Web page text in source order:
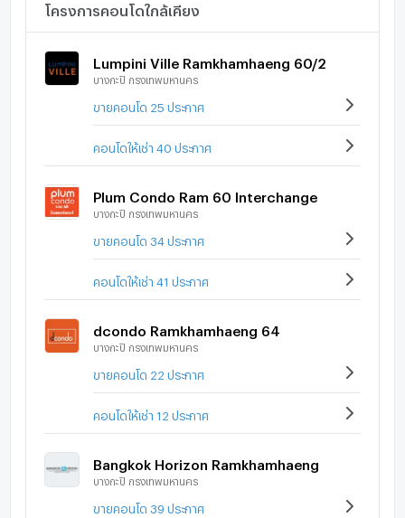
Lotus’s บางกะปิ
สัมมากรเพลส รามคำแหง
Market Place สุขาภิบาล 3
The Nine พระราม 9
Lotus’s พัฒนาการ
The Mall รามคำแหง
Lotus’s อ่อนนุช 80
Paradise Park
Big C สุขาภิบาล 3
Lotus’s สุขาภิบาล 3
The Paseo Mall
Robinson ลาดกระบัง
Brighton College Bangkok
ม.อัสสัมชัญ (ABAC)
รร.รัตนโกสินทร์สมโภช ลาดกระบัง
ม.รามคำแหง
โครงการคอนโดใกล้เคียง
Lumpini Ville Ramkhamhaeng 60/2
บางกะปิ กรุงเทพมหานคร
ขายคอนโด 25 ประกาศ
คอนโดให้เช่า 40 ประกาศ
Plum Condo Ram 60 Interchange
บางกะปิ กรุงเทพมหานคร
ขายคอนโด 34 ประกาศ
คอนโดให้เช่า 41 ประกาศ
dcondo Ramkhamhaeng 64
บางกะปิ กรุงเทพมหานคร
ขายคอนโด 22 ประกาศ
คอนโดให้เช่า 12 ประกาศ
Bangkok Horizon Ramkhamhaeng
บางกะปิ กรุงเทพมหานคร
ขายคอนโด 39 ประกาศ